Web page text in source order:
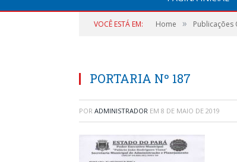
VOCÊ ESTÁ EM: Home » Publicações
PORTARIA Nº 187
POR ADMINISTRADOR EM 8 DE MAIO DE 2019